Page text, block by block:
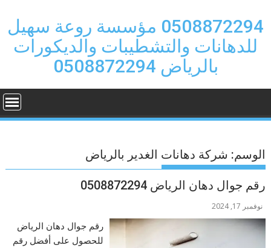
content
0508872294 مؤسسة روعة سهيل
للدهانات والتشطيبات والديكورات
بالرياض 0508872294
الوسم: شركة دهانات الغدير بالرياض
رقم جوال دهان الرياض 0508872294
نوفمبر 17, 2024
رقم جوال دهان الرياض
للحصول على أفضل رقم